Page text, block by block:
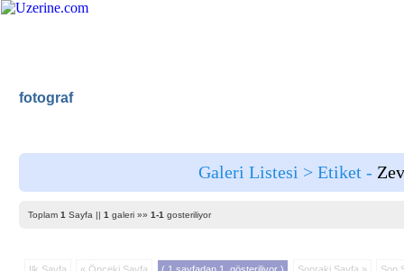
fotograf
Galeri Listesi > Etiket -
Toplam 1 Sayfa || 1 galeri »» 1-1 gosteriliyor